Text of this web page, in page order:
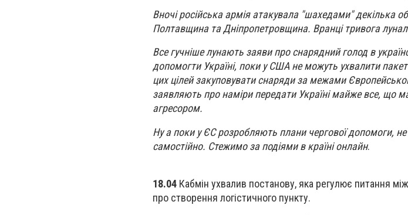
Вночі російська армія атакувала "шахедами" декілька
Полтавщина та Дніпропетровщина. Вранці тривога
Все гучніше лунають заяви про снарядний голод в
допомогти Україні, поки у США не можуть ухвалити
цих цілей закуповувати снаряди за межами
заявляють про наміри передати Україні майже все, що
агресором.
Ну а поки у ЄС розробляють плани чергової допомоги,
самостійно. Стежимо за подіями в країні онлайн.
18.04 Кабмін ухвалив постанову, яка регулює питання
про створення логістичного пункту.